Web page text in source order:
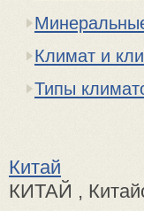
Климат и
Типы
Китай
КИТАЙ ,